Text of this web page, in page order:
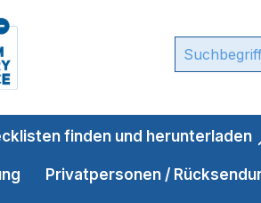
springen
finden und herunterladen
Privatpersonen /